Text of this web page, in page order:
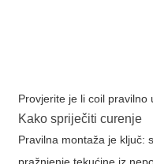
Provjerite je li coil
Kako spriječiti curenje
Pravilna montaža je ključ: